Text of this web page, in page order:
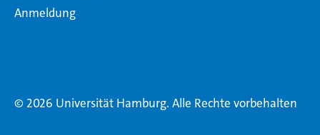
Anmeldung
© 2026 Universität Hamburg. Alle Rechte vorbehalten